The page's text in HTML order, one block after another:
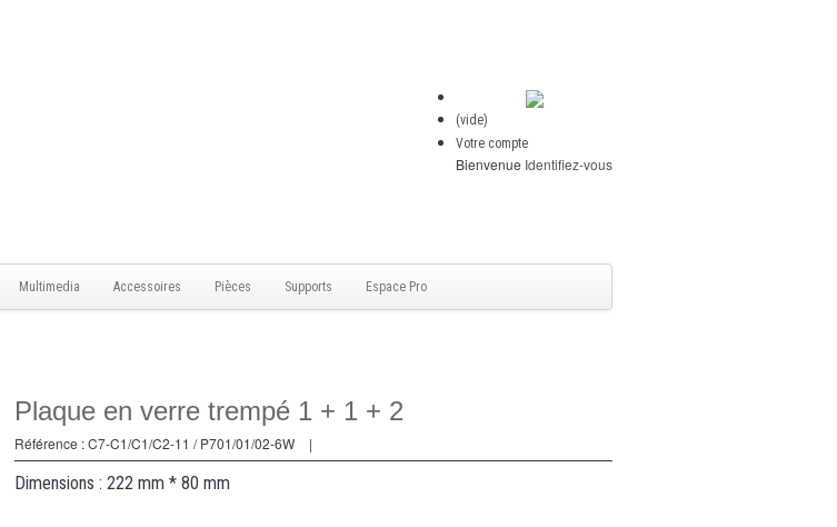
(vide)
Votre compte
Bienvenue Identifiez-vous
Multimedia Accessoires Pièces Supports Espace Pro
Plaque en verre trempé 1 + 1 + 2
Référence :C7-C1/C1/C2-11 / P701/01/02-6W |
Dimensions : 222 mm * 80 mm